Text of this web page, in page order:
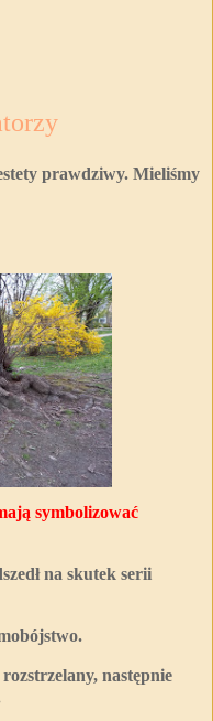
prawdziwy. Mieliśmy
symbolizować
na skutek serii
następnie